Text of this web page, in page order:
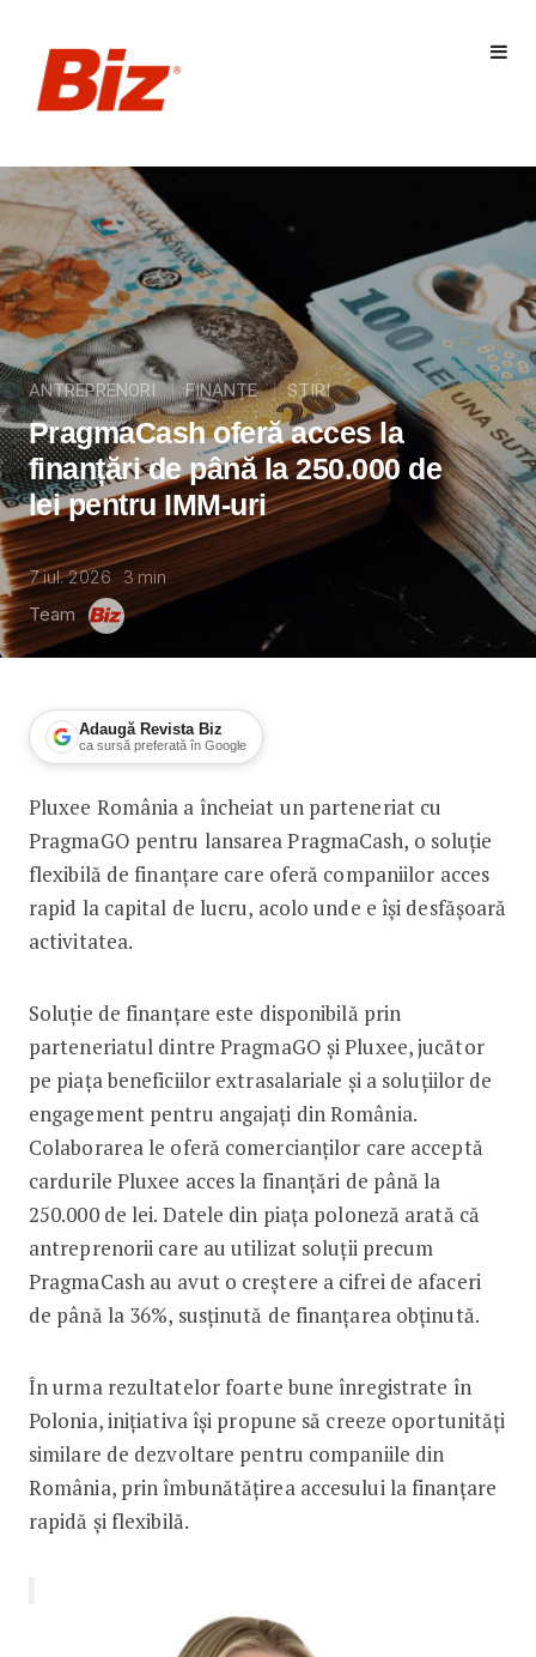
ANTREPRENORI FINANȚE STIRI
PragmaCash oferă acces la
finanțări de până la 250.000 de
lei pentru IMM-uri
7 iul. 2026 3 min
Team
Adaugă Revista Biz
ca sursă preferată în Google
PragmaCash oferă acces la
Pluxee România a încheiat un parteneriat cu
PragmaGO pentru lansarea PragmaCash, o soluție
flexibilă de finanțare care oferă companiilor acces
rapid la capital de lucru, acolo unde e își desfășoară
activitatea.
Soluție de finanțare este disponibilă prin
parteneriatul dintre PragmaGO și Pluxee, jucător
pe piața beneficiilor extrasalariale și a soluțiilor de
engagement pentru angajați din România.
Colaborarea le oferă comercianților care acceptă
cardurile Pluxee acces la finanțări de până la
250.000 de lei. Datele din piața poloneză arată că
antreprenorii care au utilizat soluții precum
PragmaCash au avut o creștere a cifrei de afaceri
de până la 36%, susținută de finanțarea obținută.
În urma rezultatelor foarte bune înregistrate în
Polonia, inițiativa își propune să creeze oportunități
similare de dezvoltare pentru companiile din
România, prin îmbunătățirea accesului la finanțare
rapidă și flexibilă.